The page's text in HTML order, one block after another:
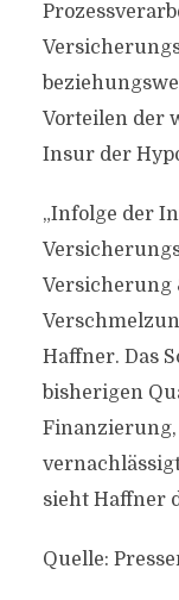
Vorteilen der
Insur der
„Infolge der
Versicherung
Haffner. Das
bisherigen
sieht Haffner
Quelle: